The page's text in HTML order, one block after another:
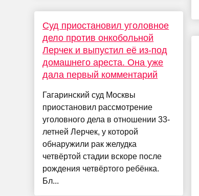
Суд приостановил уголовное
дело против онкобольной
Лерчек и выпустил её из-под
домашнего ареста. Она уже
дала первый комментарий
Гагаринский суд Москвы
приостановил рассмотрение
уголовного дела в отношении 33-
летней Лерчек, у которой
обнаружили рак желудка
четвёртой стадии вскоре после
рождения четвёртого ребёнка.
Бл...